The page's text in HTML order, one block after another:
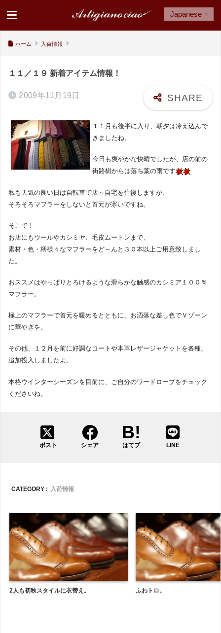
ホーム 入荷情報
１１／１９ 新着アイテム情報！
2009年11月19日
１１月も後半に入り、朝夕は冷え込んで
きましたね。
今日も爽やかな快晴でしたが、店の前の
街路樹からは落ち葉の雨です
私も天気の良い日は自転車で店～自宅を往復しますが、
そろそろマフラーをしないと首元が寒いですね。
そこで！
お店にもウールやカシミヤ、毛皮ムートンまで、
素材・色・柄様々なマフラーをど～んと３０本以上ご用意致しまし
た。
おススメはやっぱりとろけるような滑らかな触感のカシミア１００％
マフラー。
極上のマフラーで首元を暖めるとともに、お洒落な差し色でＶゾーン
に華やぎを。
その他、１２月を前に好調なコートや本革レザージャケットを各種、
追加投入しましたよ。
本格ウインターシーズンを目前に、ご自分のワードローブをチェック
くださいね。
ポスト シェア はてブ LINE
CATEGORY : 入荷情報
2人も初秋スタイルに衣替え。 ふわトロ。
Japanese ▼